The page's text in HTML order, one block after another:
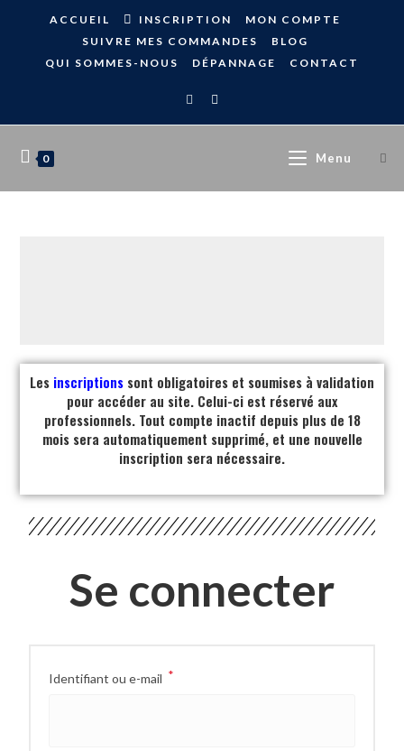
ACCUEIL INSCRIPTION
MON COMPTE
SUIVRE MES COMMANDES
BLOG
QUI SOMMES-NOUS
DÉPANNAGE CONTACT
0 Menu
Les inscriptions sont obligatoires et soumises à validation
pour accéder au site. Celui-ci est réservé aux
professionnels. Tout compte inactif depuis plus de 18
mois sera automatiquement supprimé, et une nouvelle
inscription sera nécessaire.
Se connecter
Identifiant ou e-mail *